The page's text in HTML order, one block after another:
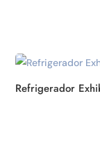
Refrigerador